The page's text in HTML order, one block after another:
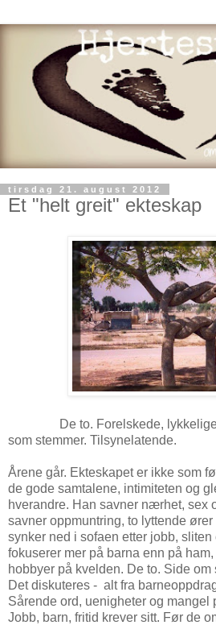
tirsdag 21. august 2012
Et "helt greit" ekteskap
De to. Forelskede, lykkelige.
som stemmer. Tilsynelatende.
Årene går. Ekteskapet er ikke som
de gode samtalene, intimiteten og
hverandre. Han savner nærhet, sex
savner oppmuntring, to lyttende
synker ned i sofaen etter jobb,
fokuserer mer på barna enn på
hobbyer på kvelden. De to. Side om
Det diskuteres - alt fra
Sårende ord, uenigheter og mangel
Jobb, barn, fritid krever sitt. Før de